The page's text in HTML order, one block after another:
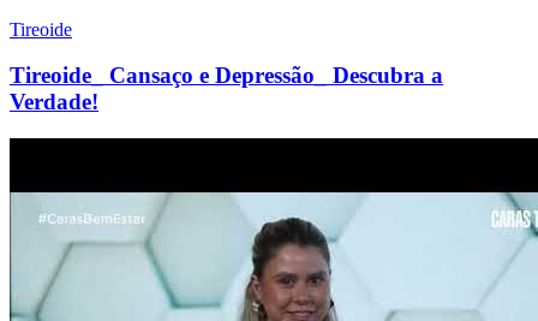
Tireoide
Tireoide_ Cansaço e Depressão_ Descubra a
Verdade!